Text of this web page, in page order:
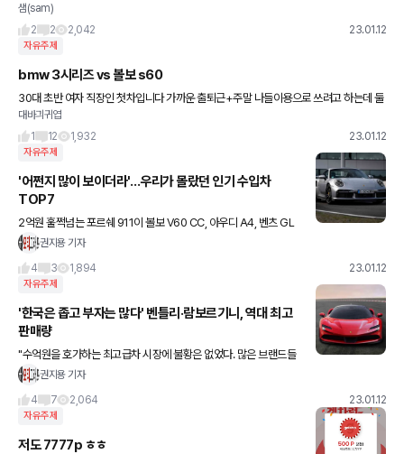
샘(sam)
2
2 2,042 23.01.12
자유주제
bmw 3시리즈 vs 볼보 s60
30대 초반 여자 직장인 첫차입니다 가까운 출퇴근+주말 나들이용으로 쓰려고 하는데 둘
중 고민되네요
대바긔귀엽
1
12 1,932 23.01.12
자유주제
'어쩐지 많이 보이더라'…우리가 몰랐던 인기 수입차
TOP7
2억원 훌쩍넘는 포르쉐 911이 볼보 V60 CC, 아우디 A4, 벤츠 GL
A 만큼 팔렸습니다.
권지용 기자
4
3 1,894 23.01.12
자유주제
'한국은 좁고 부자는 많다' 벤틀리·람보르기니, 역대 최고
판매량
"수억원을 호가하는 최고급차 시장에 불황은 없었다. 많은 브랜드들
이 지난해에도 사상 최고 기록을 갈아치웠다" 역시 부자들은 그사세
권지용 기자
4
7 2,064 23.01.12
자유주제
저도 7777p ㅎㅎ